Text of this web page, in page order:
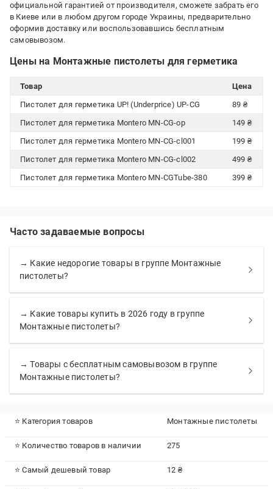
официальной гарантией от производителя, сможете забрать его
в Киеве или в любом другом городе Украины, предварительно
оформив доставку или воспользовавшись бесплатным
самовывозом.
Цены на Монтажные пистолеты для герметика
Товар
Цена
Пистолет для герметика UP! (Underprice) UP-CG
89 ₴
Пистолет для герметика Montero MN-CG-op
149 ₴
Пистолет для герметика Montero MN-CG-cl001
199 ₴
Пистолет для герметика Montero MN-CG-cl002
499 ₴
Пистолет для герметика Montero MN-CGTube-380
399 ₴
Часто задаваемые вопросы
→ Какие недорогие товары в группе Монтажные
пистолеты?
→ Какие товары купить в 2026 году в группе
Монтажные пистолеты?
→ Товары с бесплатным самовывозом в группе
Монтажные пистолеты?
⭐ Категория товаров Монтажные пистолеты
⭐ Количество товаров в наличии 275
⭐ Самый дешевый товар 12 ₴